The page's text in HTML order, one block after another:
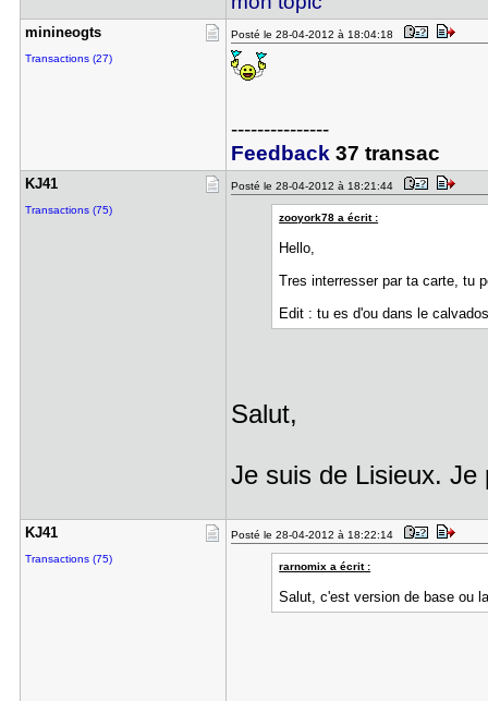
minineogts
Transactions (27)
Posté le 28-04-2012 à 18:04:18
---------------
Feedback 37 transac
KJ41
Transactions (75)
Posté le 28-04-2012 à 18:21:44
zooyork78 a écrit :
Hello,
Tres interresser par ta carte, tu
Edit : tu es d'ou dans le
Salut,
Je suis de Lisieux. Je
KJ41
Transactions (75)
Posté le 28-04-2012 à 18:22:14
rarnomix a écrit :
Salut, c'est version de base ou